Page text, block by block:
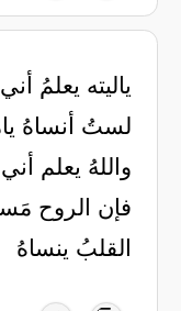
ياليته يعلمُ
لستُ أنساهُ
واللهُ يعلم
فإن الروح
القلبُ ينساهُ